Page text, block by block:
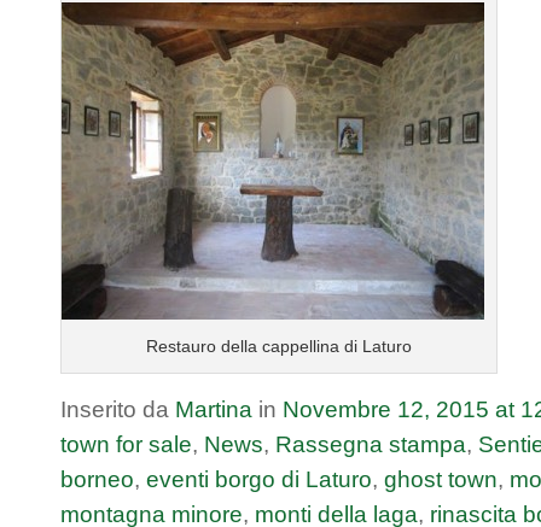
Restauro della cappellina di Laturo
Inserito da Martina in Novembre 12, 2015 at
town for sale, News, Rassegna stampa,
borneo, eventi borgo di Laturo, ghost town,
montagna minore, monti della laga, rinascita